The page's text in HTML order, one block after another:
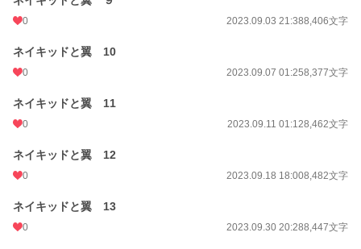
0 2023.09.03 21:388,406文字
ネイキッドと翼 10
0 2023.09.07 01:258,377文字
ネイキッドと翼 11
0 2023.09.11 01:128,462文字
ネイキッドと翼 12
0 2023.09.18 18:008,482文字
ネイキッドと翼 13
0 2023.09.30 20:288,447文字